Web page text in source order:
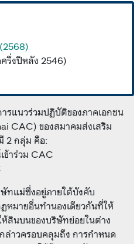
รึ่งปีหลัง 2546)
รแนวร่วมปฏิบัติของภาคเอกชน
CAC) ของสมาคมส่งเสริม
2 กลุ่ม คือ:
ข้าร่วม CAC
ทแม่ซึ่งอยู่ภายใต้บังคับ
มายอื่นทำนองเดียวกันที่ให้
สินบนของบริษัทย่อยในต่าง
ล่าวครอบคลุมถึง การกำหนด